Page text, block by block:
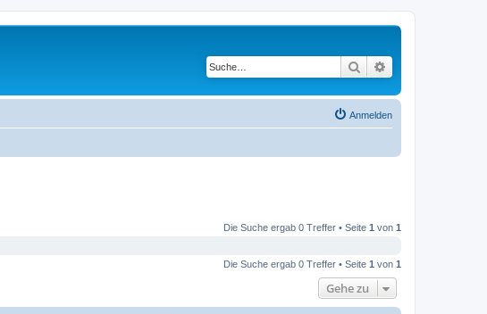
Suche
Anmelden
Die Suche ergab 0 Treffer • Seite 1 von 1
Die Suche ergab 0 Treffer • Seite 1 von 1
Gehe zu